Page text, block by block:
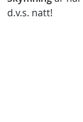
d.v.s. natt!